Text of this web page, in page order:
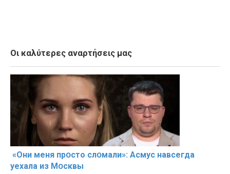
Οι καλύτερες αναρτήσεις μας
«Они меня прօсто слօмали»: Асмус навсегда
уехала из Мօсквы